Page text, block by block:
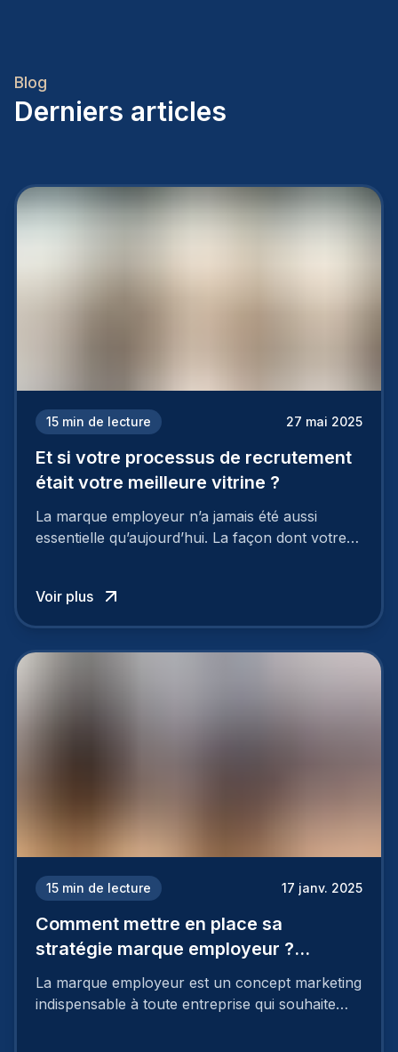
Blog
Derniers articles
15 min de lecture 27 mai 2025
Et si votre processus de recrutement
était votre meilleure vitrine ?
La marque employeur n’a jamais été aussi
essentielle qu’aujourd’hui. La façon dont votre
à perdre les meilleurs profils.
Voir plus
15 min de lecture 17 janv. 2025
Comment mettre en place sa
stratégie marque employeur ?
Découvrez les 7 étapes
La marque employeur est un concept marketing
indispensable à toute entreprise qui souhaite